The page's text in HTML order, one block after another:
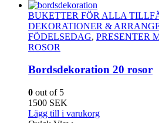
BUKETTER FÖR ALLA
DEKORATIONER &
FÖDELSEDAG, PRESENTER
ROSOR
Bordsdekoration 20 rosor
0 out of 5
1500 SEK
Lägg till i varukorg